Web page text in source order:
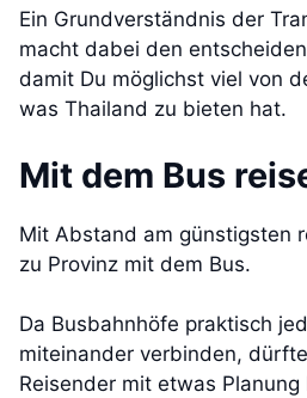
Ein Grundverständnis der
macht dabei den
damit Du möglichst viel von
was Thailand zu bieten hat.
Mit dem Bus
Mit Abstand am günstigsten
zu Provinz mit dem Bus.
Da Busbahnhöfe praktisch
miteinander verbinden,
Reisender mit etwas Planung